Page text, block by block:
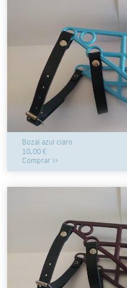
Bozal azul claro
10,00 €
Comprar >>